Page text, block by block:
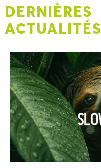
DERNIÈRES
ACTUALITÉS